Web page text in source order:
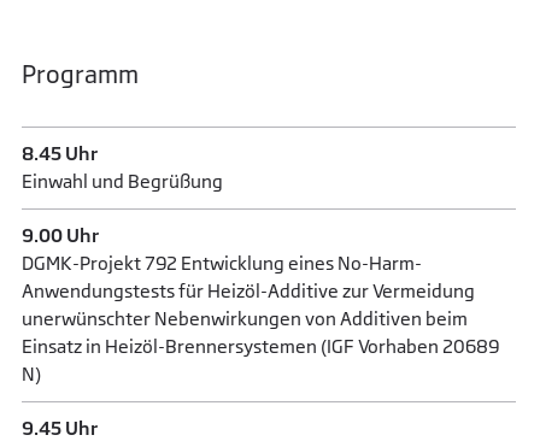
Programm
8.45 Uhr
Einwahl und Begrüßung
9.00 Uhr
DGMK-Projekt 792 Entwicklung eines No-Harm-
Anwendungstests für Heizöl-Additive zur Vermeidung
unerwünschter Nebenwirkungen von Additiven beim
Einsatz in Heizöl-Brennersystemen (IGF Vorhaben 20689
N)
9.45 Uhr